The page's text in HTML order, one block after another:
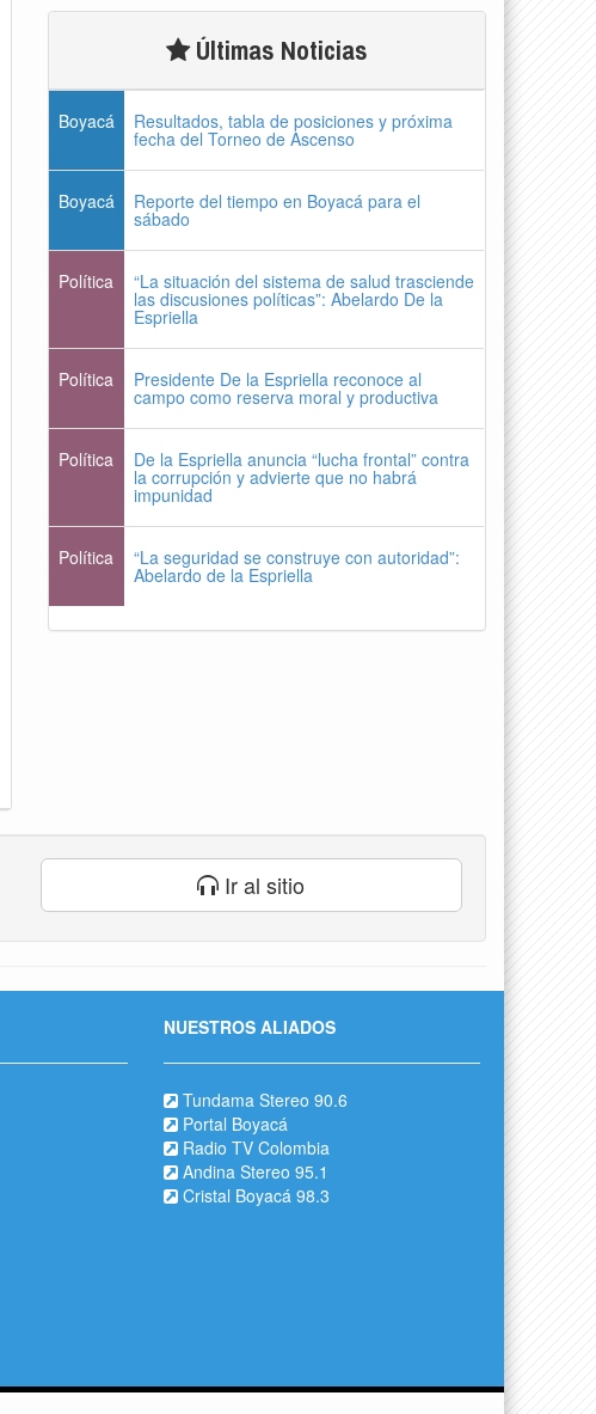
Últimas Noticias
Boyacá Resultados, tabla de posiciones y próxima
fecha del Torneo de Ascenso
Boyacá Reporte del tiempo en Boyacá para el
sábado
Política “La situación del sistema de salud trasciende
las discusiones políticas”: Abelardo De la
Espriella
Política Presidente De la Espriella reconoce al
campo como reserva moral y productiva
Política De la Espriella anuncia “lucha frontal” contra
la corrupción y advierte que no habrá
impunidad
Política “La seguridad se construye con autoridad”:
Abelardo de la Espriella
Ir al sitio
NUESTROS ALIADOS
Tundama Stereo 90.6
Portal Boyacá
Radio TV Colombia
Andina Stereo 95.1
Cristal Boyacá 98.3